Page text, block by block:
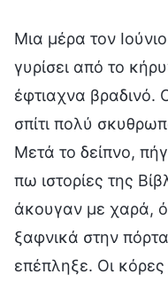
Μια μέρα τον
γυρίσει από το
έφτιαχνα βραδινό.
σπίτι πολύ
Μετά το δείπνο,
πω ιστορίες της
άκουγαν με χαρά,
ξαφνικά στην
επέπληξε. Οι